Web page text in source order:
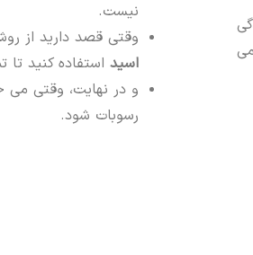
نیست.
وقتی قصد دارید از
اسید استفاده کنید
و در نهایت، وقتی می
رسوبات شود.